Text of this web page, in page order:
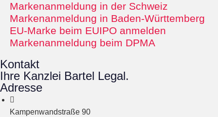
Markenanmeldung in der Schweiz
Markenanmeldung in Baden-Württemberg
EU-Marke beim EUIPO anmelden
Markenanmeldung beim DPMA
Kontakt
Ihre Kanzlei Bartel Legal.
Adresse
Kampenwandstraße 90